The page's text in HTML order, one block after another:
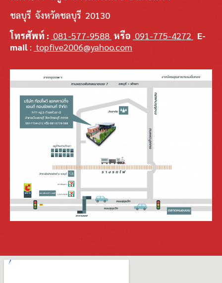
ชลบุรี จังหวัดชลบุรี 20130
โทรศัพท์ : 081-577-9588 หรือ 091-775-4272
E-
mail : topfive2006@yahoo.com